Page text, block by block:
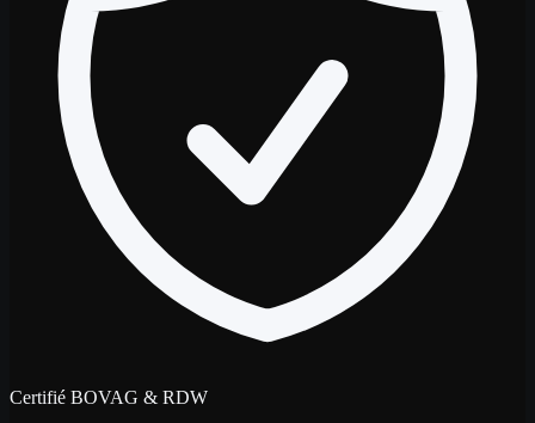
Certifié BOVAG & RDW